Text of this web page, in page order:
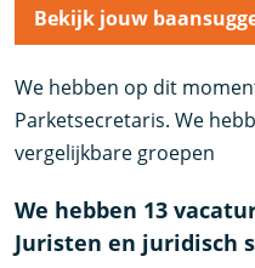
Bekijk jouw
We hebben op dit
Parketsecretaris. We
vergelijkbare groepen
We hebben 13
Juristen en juridisch